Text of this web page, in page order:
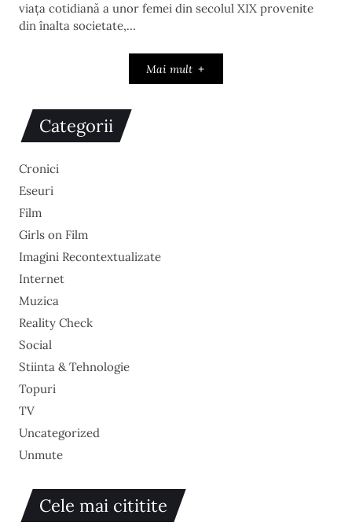
viața cotidiană a unor femei din secolul XIX provenite
din înalta societate,…
Mai mult
Categorii
Cronici
Eseuri
Film
Girls on Film
Imagini Recontextualizate
Internet
Muzica
Reality Check
Social
Stiinta & Tehnologie
Topuri
TV
Uncategorized
Unmute
Cele mai cititite